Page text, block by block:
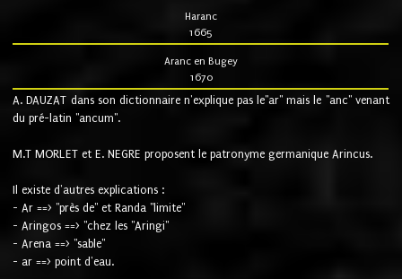
Haranc
1665
Aranc en Bugey
1670
A. DAUZAT dans son dictionnaire n'explique pas le"ar" mais le "anc" venant
du pré-latin "ancum".
M.T MORLET et E. NEGRE proposent le patronyme germanique Arincus.
Il existe d'autres explications :
- Ar ==> "près de" et Randa "limite"
- Aringos ==> "chez les "Aringi"
- Arena ==> "sable"
- ar ==> point d'eau.